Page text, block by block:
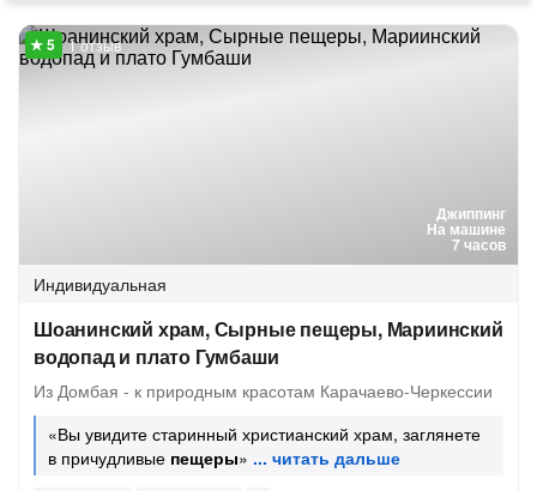
Джиппинг
На машине
7 часов
1 отзыв
Индивидуальная
Шоанинский храм, Сырные пещеры, Мариинский
водопад и плато Гумбаши
Из Домбая - к природным красотам Карачаево-Черкессии
«Вы увидите старинный христианский храм, заглянете
в причудливые пещеры»